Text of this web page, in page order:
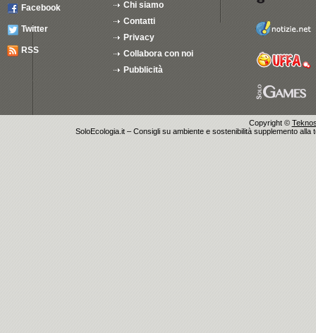
Facebook
Twitter
RSS
Chi siamo
Contatti
Privacy
Collabora con noi
Pubblicità
Copyright ©
SoloEcologia.it – Consigli su ambiente e sostenibilità supplemento